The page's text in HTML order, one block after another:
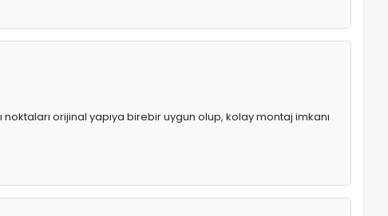
orijinal yapıya birebir uygun olup, kolay montaj imkanı